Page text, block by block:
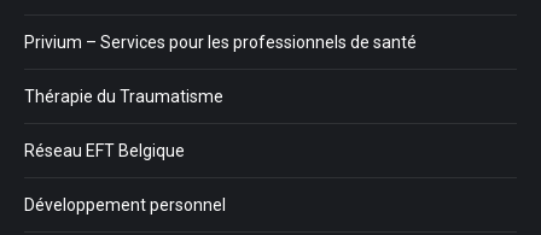
Privium – Services pour les professionnels de santé
Thérapie du Traumatisme
Réseau EFT Belgique
Développement personnel